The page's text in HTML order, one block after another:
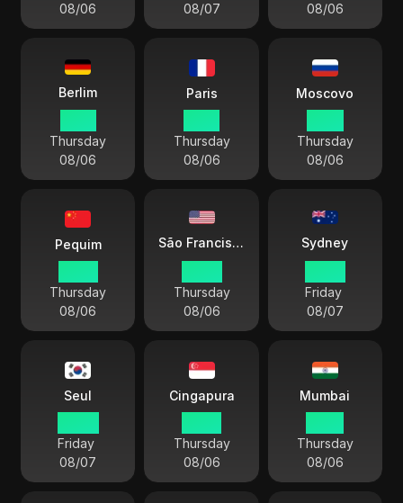
08/06
08/07
08/06
Berlim
Thursday
08/06
Paris
Thursday
08/06
Moscovo
Thursday
08/06
Pequim
Thursday
08/06
São Francisco
Thursday
08/06
Sydney
Friday
08/07
Seul
Friday
08/07
Cingapura
Thursday
08/06
Mumbai
Thursday
08/06